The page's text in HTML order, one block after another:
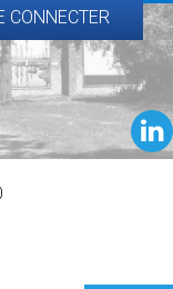
CONNECTER